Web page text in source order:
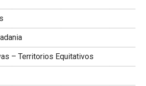
– Territorios Equitativos